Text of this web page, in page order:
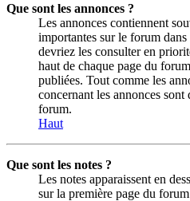
Que sont les annonces ?
Les annonces contiennent
importantes sur le forum
devriez les consulter en
haut de chaque page du
publiées. Tout comme les
concernant les annonces
forum.
Haut
Que sont les notes ?
Les notes apparaissent en
sur la première page du